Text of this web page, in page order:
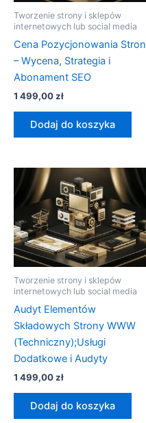
Tworzenie strony i sklepów
internetowych lub social media
Cena Pozycjonowania Stron
– Wycena, Strategia i
Abonament SEO
1 499,00zł
Dodaj do koszyka
Tworzenie strony i sklepów
internetowych lub social media
Audyt Elementów
Składowych Strony WWW
(Techniczny);Usługi
Dodatkowe i Audyty
1 499,00zł
Dodaj do koszyka